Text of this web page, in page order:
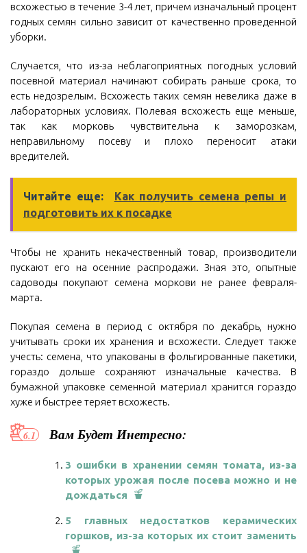
всхожестью в течение 3-4 лет, причем изначальный процент
годных семян сильно зависит от качественно проведенной
уборки.
Случается, что из-за неблагоприятных погодных условий
посевной материал начинают собирать раньше срока, то
есть недозрелым. Всхожесть таких семян невелика даже в
лабораторных условиях. Полевая всхожесть еще меньше,
так как морковь чувствительна к заморозкам,
неправильному посеву и плохо переносит атаки
вредителей.
Читайте еще:
Как получить семена репы и
подготовить их к посадке
Чтобы не хранить некачественный товар, производители
пускают его на осенние распродажи. Зная это, опытные
садоводы покупают семена моркови не ранее февраля-
марта.
Покупая семена в период с октября по декабрь, нужно
учитывать сроки их хранения и всхожести. Следует также
учесть: семена, что упакованы в фольгированные пакетики,
гораздо дольше сохраняют изначальные качества. В
бумажной упаковке семенной материал хранится гораздо
хуже и быстрее теряет всхожесть.
Вам Будет Инетресно:
3 ошибки в хранении семян томата, из-за
которых урожая после посева можно и не
дождаться
5 главных недостатков керамических
горшков, из-за которых их стоит заменить